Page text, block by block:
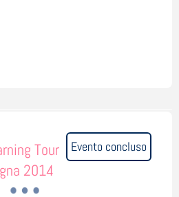
Evento concluso
Tour
2014